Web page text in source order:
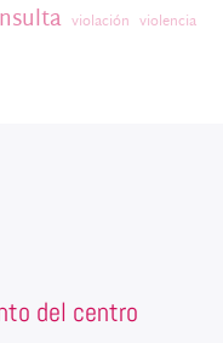
violación violencia
del centro